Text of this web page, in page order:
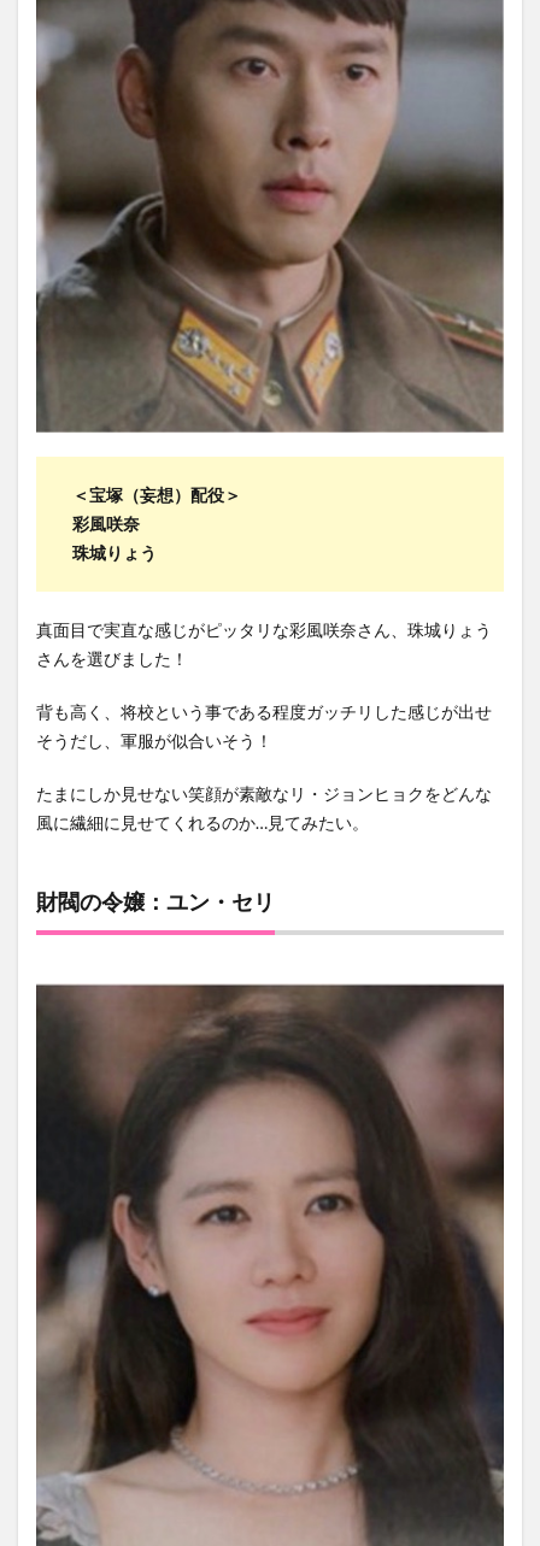
＜宝塚（妄想）配役＞
彩風咲奈
珠城りょう
真面目で実直な感じがピッタリな彩風咲奈さん、珠城りょう
さんを選びました！
背も高く、将校という事である程度ガッチリした感じが出せ
そうだし、軍服が似合いそう！
たまにしか見せない笑顔が素敵なリ・ジョンヒョクをどんな
風に繊細に見せてくれるのか…見てみたい。
財閥の令嬢：ユン・セリ